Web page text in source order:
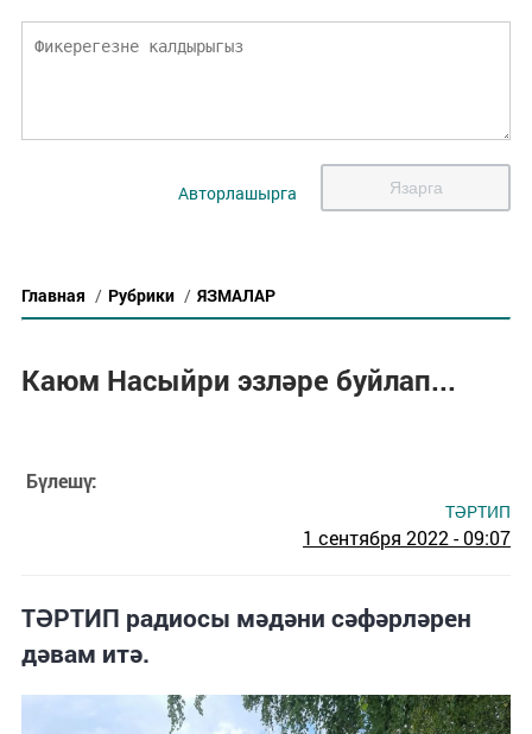
Авторлашырга Язарга
Главная / Рубрики / ЯЗМАЛАР
Каюм Насыйри эзләре буйлап...
Бүлешү:
ТӘРТИП
1 сентября 2022 - 09:07
ТӘРТИП радиосы мәдәни сәфәрләрен
дәвам итә.